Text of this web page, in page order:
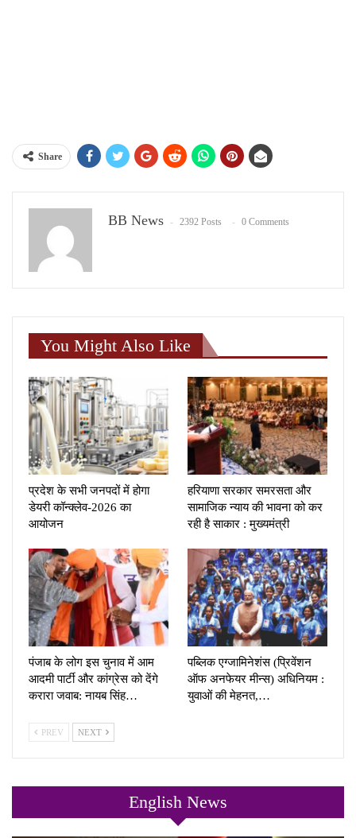
Share
BB News 2392 Posts 0 Comments
You Might Also Like
प्रदेश के सभी जनपदों में होगा
डेयरी कॉन्क्लेव-2026 का
आयोजन
हरियाणा सरकार समरसता और
सामाजिक न्याय की भावना को कर
रही है साकार : मुख्यमंत्री
पंजाब के लोग इस चुनाव में आम
आदमी पार्टी और कांग्रेस को देंगे
करारा जवाब: नायब सिंह…
पब्लिक एग्जामिनेशंस (प्रिवेंशन
ऑफ अनफेयर मीन्स) अधिनियम :
युवाओं की मेहनत,…
PREV NEXT
English News